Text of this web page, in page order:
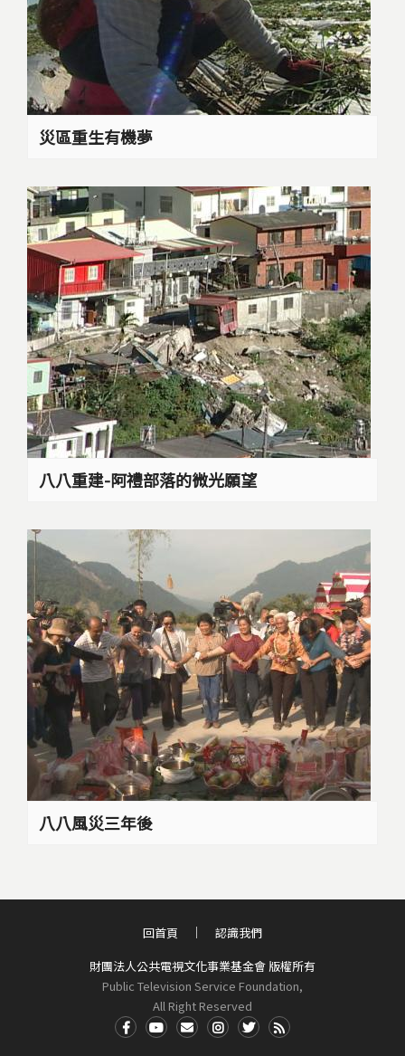
災區重生有機夢
八八重建-阿禮部落的微光願望
八八風災三年後
財團法人公共電視文化事業基金會 版權所有
Public Television Service Foundation,
All Right Reserved
回首頁 認識我們